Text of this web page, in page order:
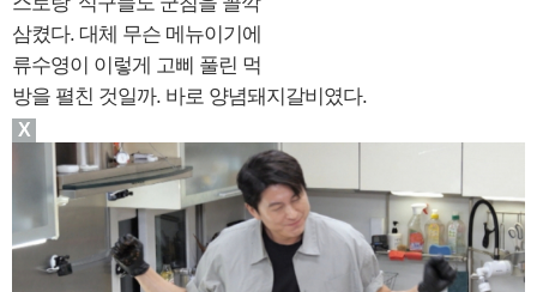
삼켰다. 대체 무슨 메뉴이기에
류수영이 이렇게 고삐 풀린 먹
방을 펼친 것일까. 바로 양념돼지갈비였다.
X